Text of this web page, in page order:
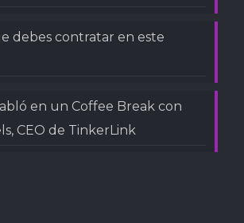
debes contratar en este
en un Coffee Break con
CEO de TinkerLink